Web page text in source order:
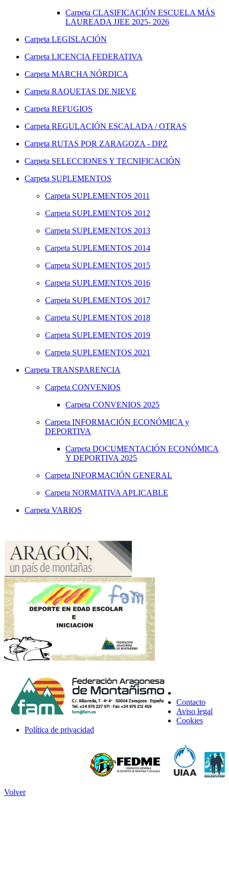
Carpeta CLASIFICACIÓN ESCUELA MÁS
LAUREADA JJEE 2025- 2026
Carpeta LEGISLACIÓN
Carpeta LICENCIA FEDERATIVA
Carpeta MARCHA NÓRDICA
Carpeta RAQUETAS DE NIEVE
Carpeta REFUGIOS
Carpeta REGULACIÓN ESCALADA / OTRAS
Carpeta RUTAS POR ZARAGOZA - DPZ
Carpeta SELECCIONES Y TECNIFICACIÓN
Carpeta SUPLEMENTOS
Carpeta SUPLEMENTOS 2011
Carpeta SUPLEMENTOS 2012
Carpeta SUPLEMENTOS 2013
Carpeta SUPLEMENTOS 2014
Carpeta SUPLEMENTOS 2015
Carpeta SUPLEMENTOS 2016
Carpeta SUPLEMENTOS 2017
Carpeta SUPLEMENTOS 2018
Carpeta SUPLEMENTOS 2019
Carpeta SUPLEMENTOS 2021
Carpeta TRANSPARENCIA
Carpeta CONVENIOS
Carpeta CONVENIOS 2025
Carpeta INFORMACIÓN ECONÓMICA y
DEPORTIVA
Carpeta DOCUMENTACIÓN ECONÓMICA
Y DEPORTIVA 2025
Carpeta INFORMACIÓN GENERAL
Carpeta NORMATIVA APLICABLE
Carpeta VARIOS
Contacto
Aviso legal
Cookies
Política de privacidad
Volver